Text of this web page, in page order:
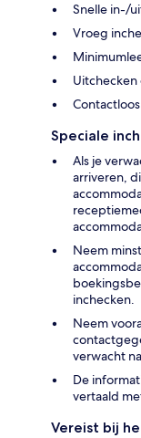
Snelle in-/
Vroeg
Uitchecken
Speciale
Als je
arriveren,
Neem
inchecken.
Neem
verwacht
De
vertaald
Vereist bij